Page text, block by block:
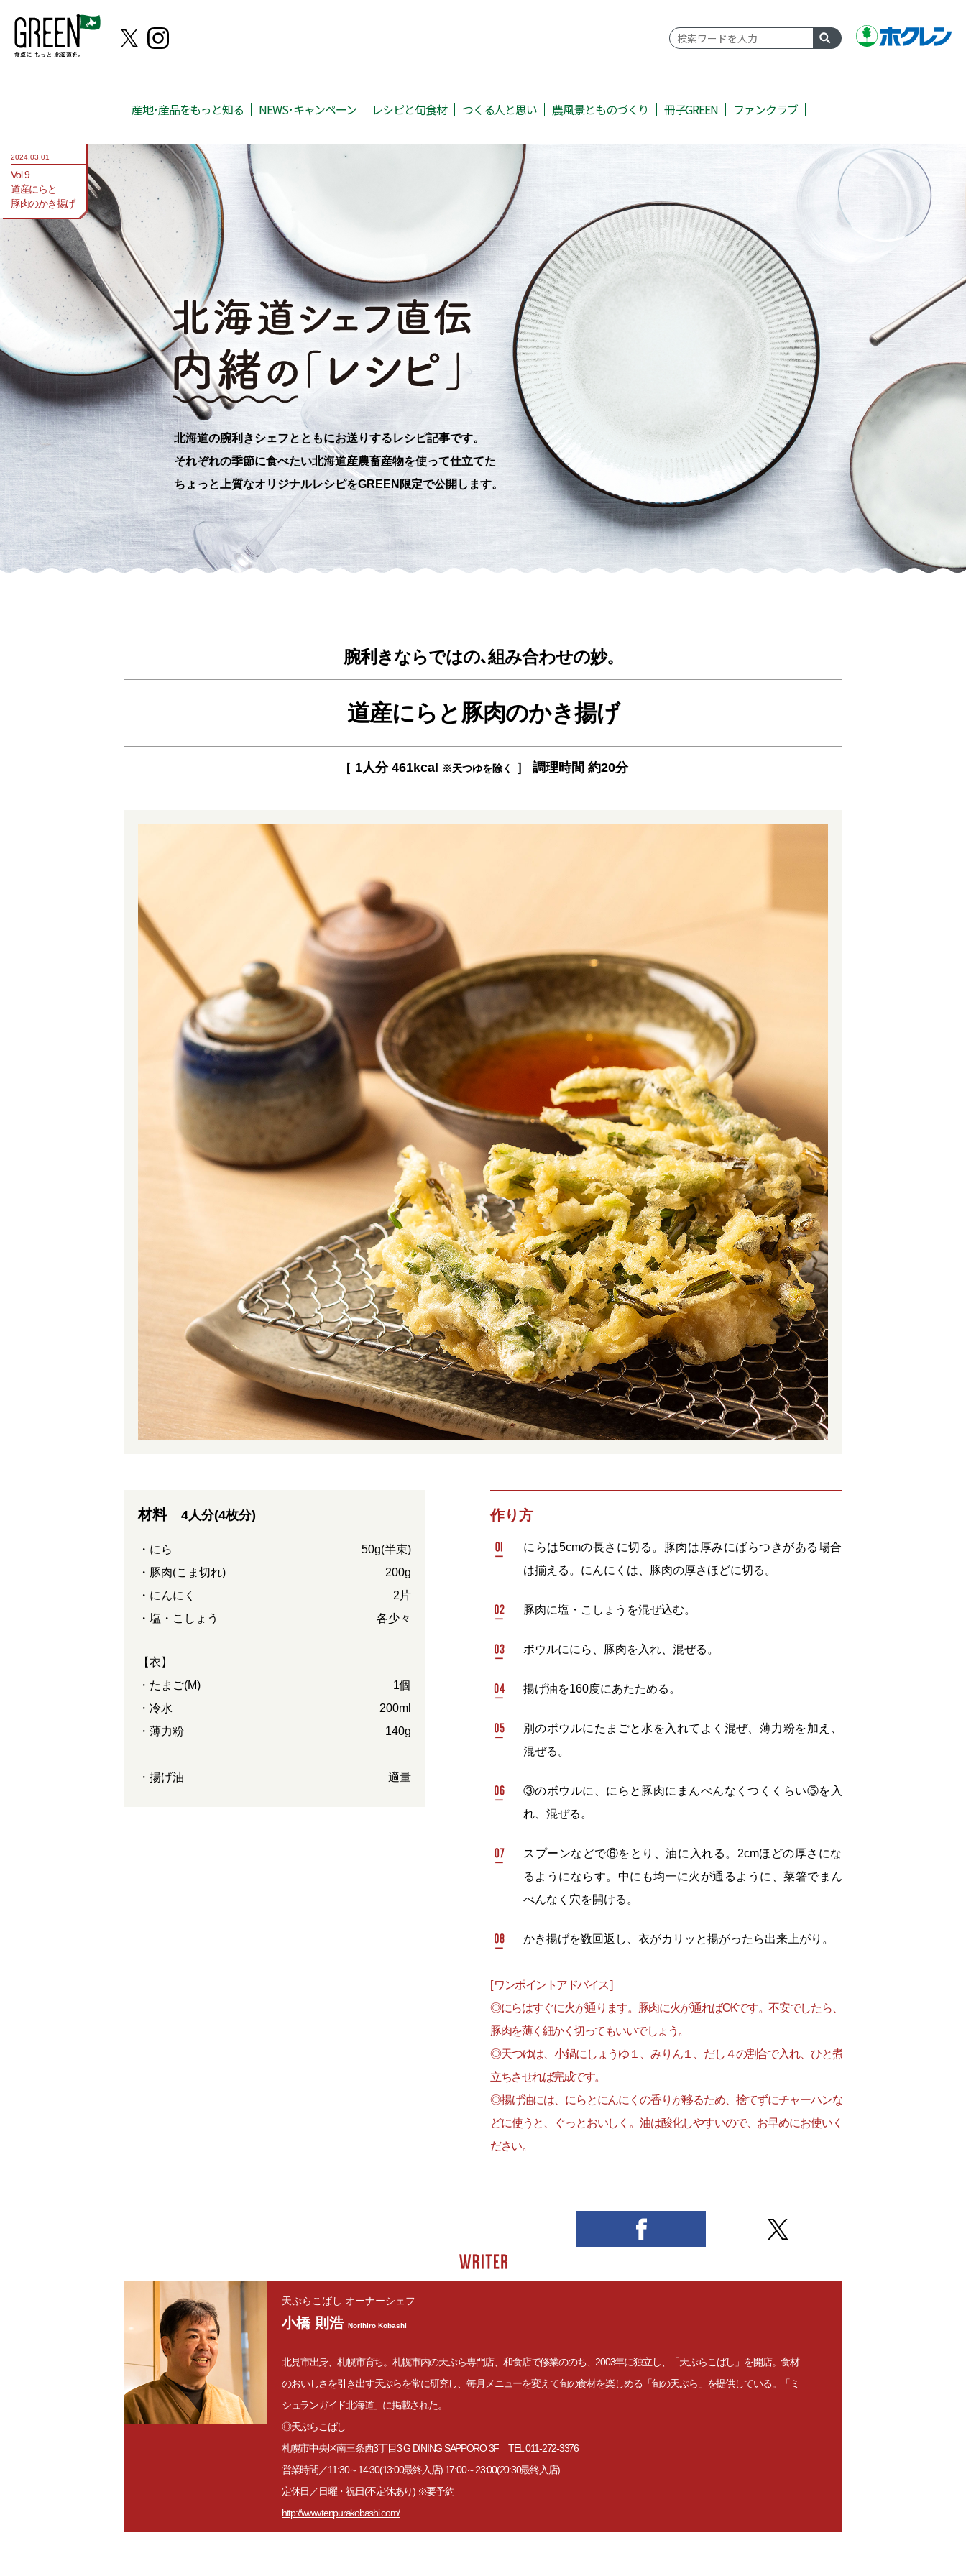
産地･産品をもっと知る NEWS･キャンペーン レシピと旬⾷材 つくる人と思い 農⾵景とものづくり 冊子GREEN ファンクラブ
2024.03.01
Vol.9
道産にらと
豚肉のかき揚げ
北海道の腕利きシェフとともにお送りするレシピ記事です。
それぞれの季節に食べたい北海道産農畜産物を使って仕立てた
ちょっと上質なオリジナルレシピをGREEN限定で公開します。
腕利きならではの､組み合わせの妙。
道産にらと豚肉のかき揚げ
［ 1人分 461kcal ※天つゆを除く ］ 調理時間 約20分
材料 4人分(4枚分)
・にら
50g(半束)
・豚肉(こま切れ)
200g
・にんにく
2片
・塩・こしょう
各少々
【衣】
・たまご(M)
1個
・冷水
200ml
・薄力粉
140g
・揚げ油 適量
作り方
にらは5cmの長さに切る。豚肉は厚みにばらつきがある場合
は揃える。にんにくは、豚肉の厚さほどに切る。
豚肉に塩・こしょうを混ぜ込む。
ボウルににら、豚肉を入れ、混ぜる。
揚げ油を160度にあたためる。
別のボウルにたまごと水を入れてよく混ぜ、薄力粉を加え、
混ぜる。
③のボウルに、にらと豚肉にまんべんなくつくくらい⑤を入
れ、混ぜる。
スプーンなどで⑥をとり、油に入れる。2cmほどの厚さにな
るようにならす。中にも均一に火が通るように、菜箸でまん
べんなく穴を開ける。
かき揚げを数回返し、衣がカリッと揚がったら出来上がり。
[ ワンポイントアドバイス ]
◎にらはすぐに火が通ります。豚肉に火が通ればOKです。不安でしたら、
豚肉を薄く細かく切ってもいいでしょう。
◎天つゆは、小鍋にしょうゆ１、みりん１、だし４の割合で入れ、ひと煮
立ちさせれば完成です。
◎揚げ油には、にらとにんにくの香りが移るため、捨てずにチャーハンな
どに使うと、ぐっとおいしく。油は酸化しやすいので、お早めにお使いく
ださい。
天ぷらこばし オーナーシェフ
小橋 則浩 Norihiro Kobashi
北見市出身、札幌市育ち。札幌市内の天ぷら専門店、和食店で修業ののち、2003年に独立し、「天ぷらこばし」を開店。食材
のおいしさを引き出す天ぷらを常に研究し、毎月メニューを変えて旬の食材を楽しめる「旬の天ぷら」を提供している。「ミ
シュランガイド北海道」に掲載された。
◎天ぷらこばし
札幌市中央区南三条西3丁目3 G DINING SAPPORO 3F TEL 011-272-3376
営業時間／11:30～14:30(13:00最終入店) 17:00～23:00(20:30最終入店)
定休日／日曜・祝日(不定休あり) ※要予約
http://www.tenpurakobashi.com/